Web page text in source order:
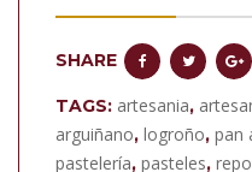
SHARE
TAGS: artesania,
arguiñano, logroño, pan
pastelería, pasteles,